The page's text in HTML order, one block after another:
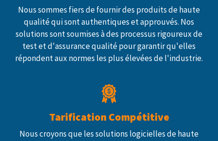
Nous sommes fiers de fournir des produits de haute
qualité qui sont authentiques et approuvés. Nos
solutions sont soumises à des processus rigoureux de
test et d'assurance qualité pour garantir qu'elles
répondent aux normes les plus élevées de l'industrie.
Tarification Compétitive
Nous croyons que les solutions logicielles de haute